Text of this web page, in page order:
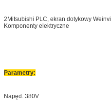
2Mitsubishi PLC, ekran dotykowy
Komponenty elektryczne
Parametry:
Napęd: 380V